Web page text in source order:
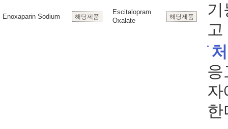
Enoxaparin Sodium 해당제품
Escitalopram
Oxalate
해당제품
기
응
자
한